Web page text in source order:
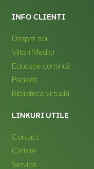
INFO CLIENTI
Despre noi
Viitori Medici
Educație continuă
Pacienți
Biblioteca virtuală
LINKURI UTILE
Contact
Cariere
Service